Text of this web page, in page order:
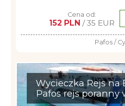
Cena od:
152 PLN / 35 EUR
Pafos /
Wycieczka Rejs na
Pafos rejs poranny